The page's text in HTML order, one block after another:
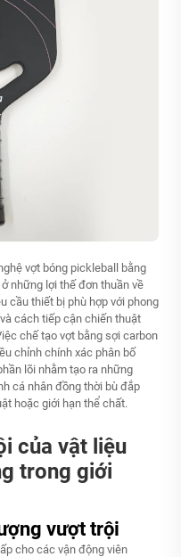
vợt bóng pickleball bằng
những lợi thế đơn thuần về
cầu thiết bị phù hợp với phong
cách tiếp cận chiến thuật
chế tạo vợt bằng sợi carbon
chỉnh chính xác phân bố
lõi nhằm tạo ra những
cá nhân đồng thời bù đắp
hoặc giới hạn thể chất.
của vật liệu
trong giới
vượt trội
cho các vận động viên